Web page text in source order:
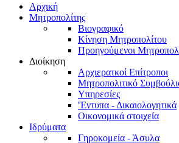
Αρχική
Μητροπολίτης
Βιογραφικό
Κίνηση Μητροπολίτου
Προηγούμενοι
Διοίκηση
Αρχιερατκοί Επίτροποι
Μητροπολιτικό
Υπηρεσίες
'Έντυπα - Δικαιολογητικά
Οικονομικά στοιχεία
Ιδρύματα
Γηροκομεία - Άσυλα